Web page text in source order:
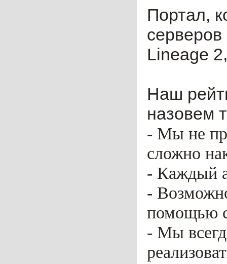
Портал,
Lineage
Наш
назовем
- Мы не
сложно
- Каждый
-
помощью
- Мы